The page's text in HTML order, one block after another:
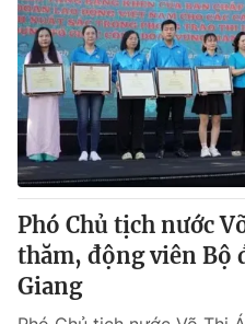
Tin tức
Thế giới đó đây
Câu chuyện quốc tế
Kinh tế
Tài chính
Thị trường
Góc doanh nghiệp
Dữ liệu và đời sống
Truyền hình
Phim VTV
Hậu trường
Nhân vật
Giải trí
Điện ảnh
Đời sống
Phó Chủ tịch nước
thăm, động viên Bộ
Giang